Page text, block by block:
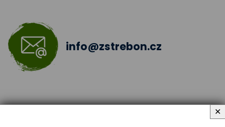
Bezmasé pokrmy -slané
Sladká jídlainfo@zstrebon.cz
✕